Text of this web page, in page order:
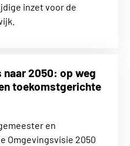
inzet voor de
naar 2050: op weg
toekomstgerichte
en
Omgevingsvisie 2050